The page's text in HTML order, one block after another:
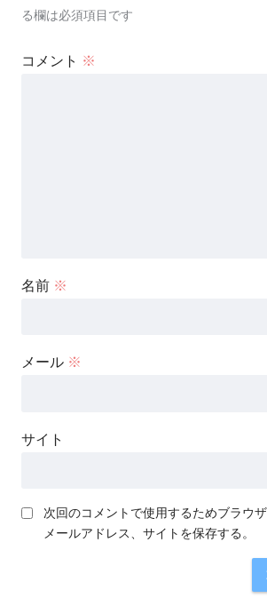
る欄は必須項目です
コメント ※
名前 ※
メール ※
サイト
次回のコメントで使用するためブラウザ
メールアドレス、サイトを保存する。